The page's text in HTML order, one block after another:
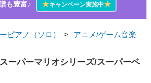
も豊富♪
★キャンペーン実施中★
ピアノ（ソロ） > アニメ/ゲーム音楽
ーパーマリオシリーズ/スーパーベ